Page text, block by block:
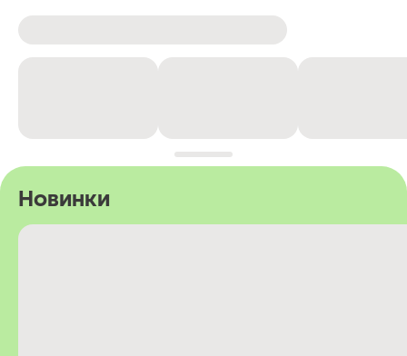
Новинки